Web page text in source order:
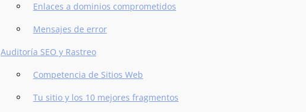
Enlaces a dominios comprometidos
Mensajes de error
Auditoría SEO y Rastreo
Competencia de Sitios Web
Tu sitio y los 10 mejores fragmentos